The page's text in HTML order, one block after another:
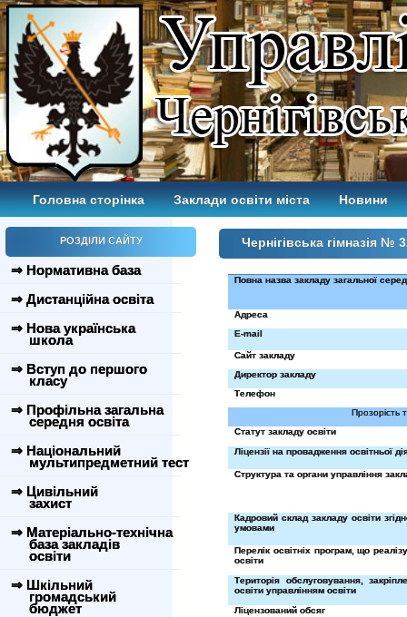
Головна сторінка Заклади освіти міста Новини
РОЗДІЛИ САЙТУ
⇒ Нормативна база
⇒ Дистанційна освіта
⇒ Нова українська
школа
⇒ Вступ до першого
класу
⇒ Профільна загальна
середня освіта
⇒ Національний
мультипредметний тест
⇒ Цивільний
захист
⇒ Матеріально-технічна
база закладів
освіти
⇒ Шкільний
громадський
бюджет
Чернігівська гімназія №
Повна назва закладу загальної
Адреса
E-mail
Сайт закладу
Директор закладу
Телефон
Прозорість
Статут закладу освіти
Ліцензії на провадження освітньої
Структура та органи управління
Кадровий склад закладу освіти
умовами
Перелік освітніх програм, що
освіти
Територія обслуговування,
освіти управлінням освіти
Ліцензований обсяг